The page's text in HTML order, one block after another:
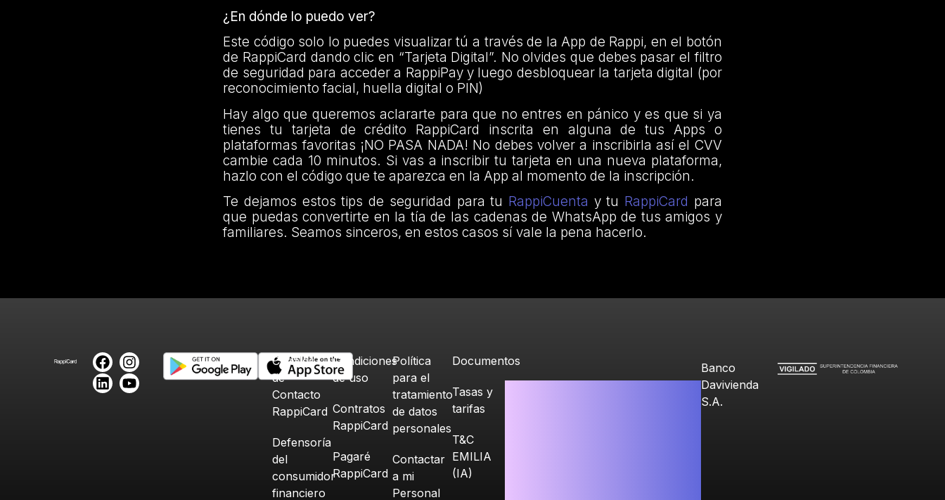
¿En dónde lo puedo ver?
Este código solo lo puedes visualizar tú a través de la App de Rappi, en el botón
de RappiCard dando clic en “Tarjeta Digital”. No olvides que debes pasar el filtro
de seguridad para acceder a RappiPay y luego desbloquear la tarjeta digital (por
reconocimiento facial, huella digital o PIN)
Hay algo que queremos aclararte para que no entres en pánico y es que si ya
tienes tu tarjeta de crédito RappiCard inscrita en alguna de tus Apps o
plataformas favoritas ¡NO PASA NADA! No debes volver a inscribirla así el CVV
cambie cada 10 minutos. Si vas a inscribir tu tarjeta en una nueva plataforma,
hazlo con el código que te aparezca en la App al momento de la inscripción.
Te dejamos estos tips de seguridad para tu RappiCuenta y tu RappiCard para
que puedas convertirte en la tía de las cadenas de WhatsApp de tus amigos y
familiares. Seamos sinceros, en estos casos sí vale la pena hacerlo.
Canales
de
Contacto
RappiCard
Defensoría
del
consumidor
financiero
Condiciones
de uso
Contratos
RappiCard
Pagaré
RappiCard
Política
para el
tratamiento
de datos
personales
Contactar
a mi
Personal
Documentos
Tasas y
tarifas
T&C
EMILIA
(IA)
Banco
Davivienda
S.A.